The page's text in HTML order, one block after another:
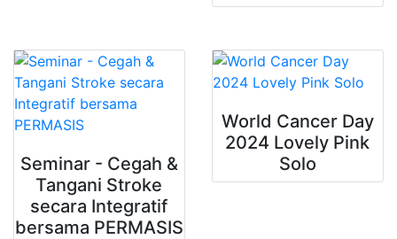
Seminar - Cegah &
Tangani Stroke
secara Integratif
bersama PERMASIS
World Cancer Day
2024 Lovely Pink
Solo